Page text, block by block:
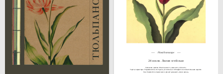
Floral horoscope
24 июля. Лилия эгейская
Символы цветка: Изысканность, нежность, лёгкость.
Черты характера: Родившиеся в этот день утончённы и обладают исключительным вкусом.
Они стремятся к гармонии и умеют украшать свою жизнь.